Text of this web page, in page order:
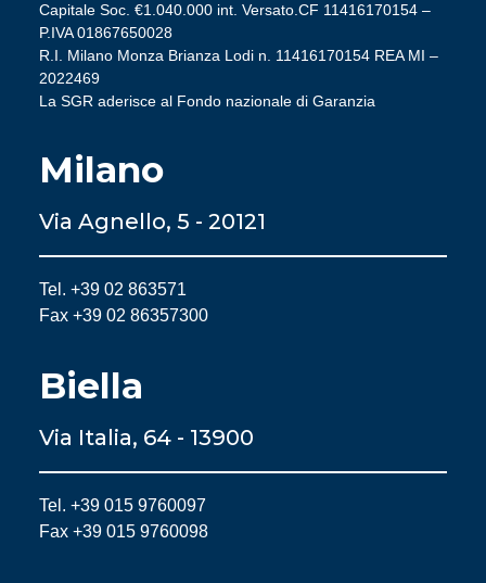
Capitale Soc. €1.040.000 int. Versato.CF 11416170154 –
P.IVA 01867650028
R.I. Milano Monza Brianza Lodi n. 11416170154 REA MI –
2022469
La SGR aderisce al Fondo nazionale di Garanzia
Milano
Via Agnello, 5 - 20121
Tel. +39 02 863571
Fax +39 02 86357300
Biella
Via Italia, 64 - 13900
Tel. +39 015 9760097
Fax +39 015 9760098